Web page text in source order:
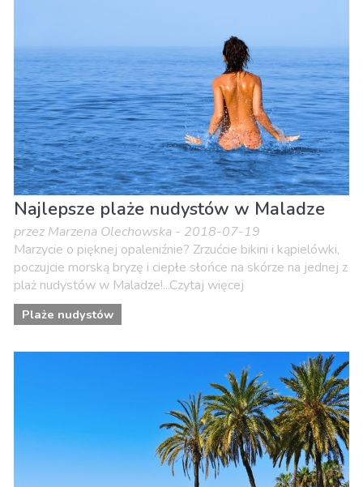
Najlepsze plaże nudystów w Maladze
przez Marzena Olechowska - 2018-07-19
Marzycie o pięknej opaleniźnie? Zrzućcie bikini i kąpielówki,
poczujcie morską bryzę i ciepłe słońce na skórze na jednej z
plaż nudystów w Maladze!...Czytaj więcej
Plaże nudystów